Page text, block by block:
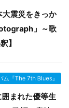
大震災をきっか
」～歌
】
ム『The 7th Blues』
囲まれた優等生